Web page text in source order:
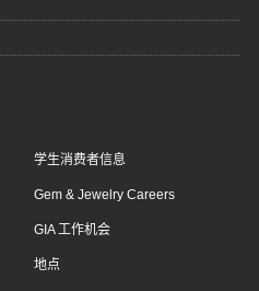
学生消费者信息
Gem & Jewelry Careers
GIA 工作机会
地点